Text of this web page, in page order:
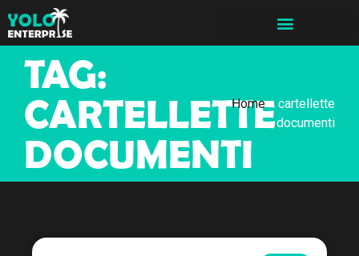
TAG:
CARTELLETTE
DOCUMENTI
Home» cartellette
documenti